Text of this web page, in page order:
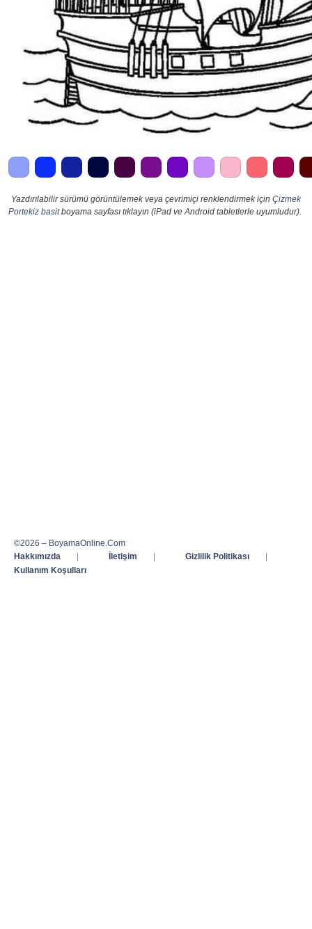
Yazdırılabilir sürümü görüntülemek veya çevrimiçi renklendirmek için Çizmek
Portekiz basitboyama sayfası tıklayın (iPad ve Android tabletlerle uyumludur).
©2026 – BoyamaOnline.Com
Hakkımızda
| İletişim | Gizlilik Politikası
|
Kullanım Koşulları